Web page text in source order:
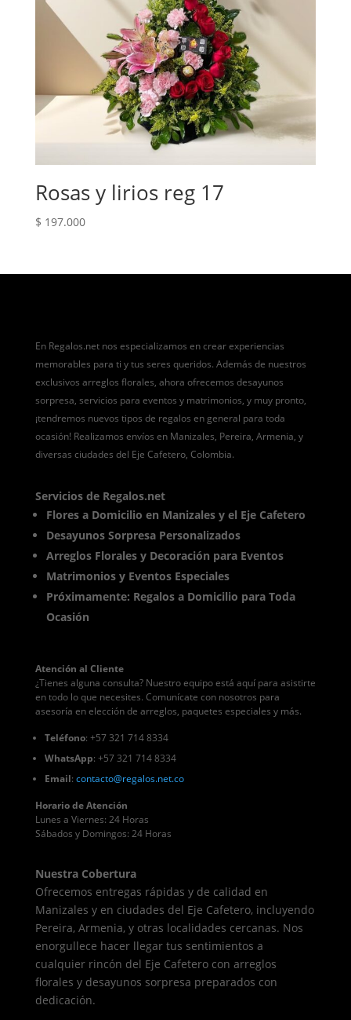
Rosas y lirios reg 17
$ 197.000
En Regalos.net nos especializamos en crear experiencias
memorables para ti y tus seres queridos. Además de nuestros
exclusivos arreglos florales, ahora ofrecemos desayunos
sorpresa, servicios para eventos y matrimonios, y muy pronto,
¡tendremos nuevos tipos de regalos en general para toda
ocasión! Realizamos envíos en Manizales, Pereira, Armenia, y
diversas ciudades del Eje Cafetero, Colombia.
Servicios de Regalos.net
Flores a Domicilio en Manizales y el Eje Cafetero
Desayunos Sorpresa Personalizados
Arreglos Florales y Decoración para Eventos
Matrimonios y Eventos Especiales
Próximamente: Regalos a Domicilio para Toda
Ocasión
Atención al Cliente
¿Tienes alguna consulta? Nuestro equipo está aquí para asistirte
en todo lo que necesites. Comunícate con nosotros para
asesoría en elección de arreglos, paquetes especiales y más.
Teléfono: +57 321 714 8334
WhatsApp: +57 321 714 8334
Email: contacto@regalos.net.co
Horario de Atención
Lunes a Viernes: 24 Horas
Sábados y Domingos: 24 Horas
Nuestra Cobertura
Ofrecemos entregas rápidas y de calidad en
Manizales y en ciudades del Eje Cafetero, incluyendo
Pereira, Armenia, y otras localidades cercanas. Nos
enorgullece hacer llegar tus sentimientos a
cualquier rincón del Eje Cafetero con arreglos
florales y desayunos sorpresa preparados con
dedicación.